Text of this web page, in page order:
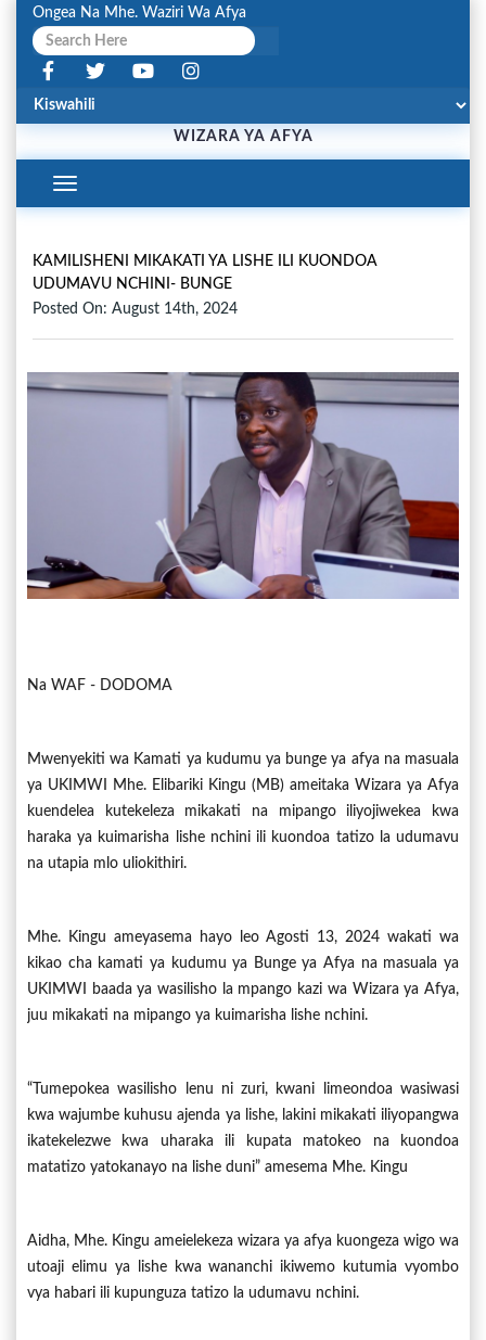
Ongea Na Mhe. Waziri Wa Afya
WIZARA YA AFYA
Toggle
Navigation
KAMILISHENI MIKAKATI YA LISHE ILI KUONDOA
UDUMAVU NCHINI- BUNGE
Posted On: August 14th, 2024
Na WAF - DODOMA
Mwenyekiti wa Kamati ya kudumu ya bunge ya afya na masuala
ya UKIMWI Mhe. Elibariki Kingu (MB) ameitaka Wizara ya Afya
kuendelea kutekeleza mikakati na mipango iliyojiwekea kwa
haraka ya kuimarisha lishe nchini ili kuondoa tatizo la udumavu
na utapia mlo uliokithiri.
Mhe. Kingu ameyasema hayo leo Agosti 13, 2024 wakati wa
kikao cha kamati ya kudumu ya Bunge ya Afya na masuala ya
UKIMWI baada ya wasilisho la mpango kazi wa Wizara ya Afya,
juu mikakati na mipango ya kuimarisha lishe nchini.
“Tumepokea wasilisho lenu ni zuri, kwani limeondoa wasiwasi
kwa wajumbe kuhusu ajenda ya lishe, lakini mikakati iliyopangwa
ikatekelezwe kwa uharaka ili kupata matokeo na kuondoa
matatizo yatokanayo na lishe duni” amesema Mhe. Kingu
Aidha, Mhe. Kingu ameielekeza wizara ya afya kuongeza wigo wa
utoaji elimu ya lishe kwa wananchi ikiwemo kutumia vyombo
vya habari ili kupunguza tatizo la udumavu nchini.